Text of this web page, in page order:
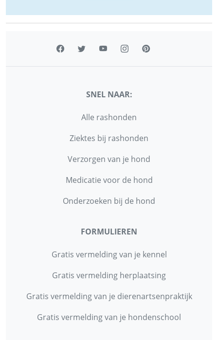
SNEL NAAR:
Alle rashonden
Ziektes bij rashonden
Verzorgen van je hond
Medicatie voor de hond
Onderzoeken bij de hond
FORMULIEREN
Gratis vermelding van je kennel
Gratis vermelding herplaatsing
Gratis vermelding van je dierenartsenpraktijk
Gratis vermelding van je hondenschool